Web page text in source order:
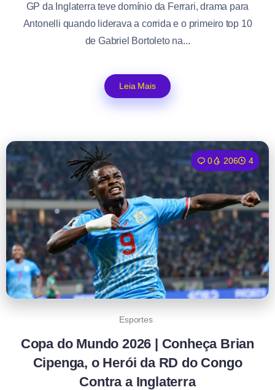
GP da Inglaterra teve domínio da Ferrari, drama para
Antonelli quando liderava a corrida e o primeiro top 10
de Gabriel Bortoleto na...
Leia Mais
0 206 4
Esportes
Copa do Mundo 2026 | Conheça Brian
Cipenga, o Herói da RD do Congo
Contra a Inglaterra